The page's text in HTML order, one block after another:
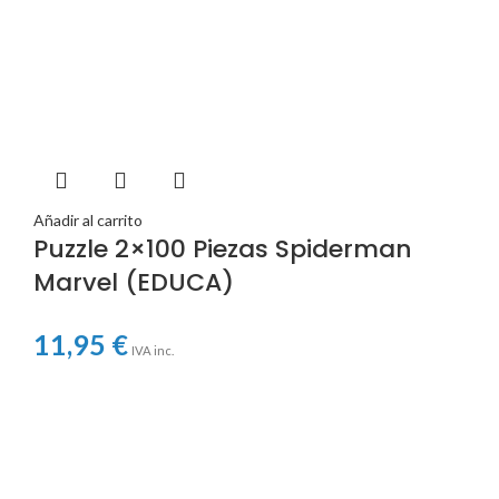
Añadir al carrito
Puzzle 2×100 Piezas Spiderman
Marvel (EDUCA)
11,95 € IVA inc.